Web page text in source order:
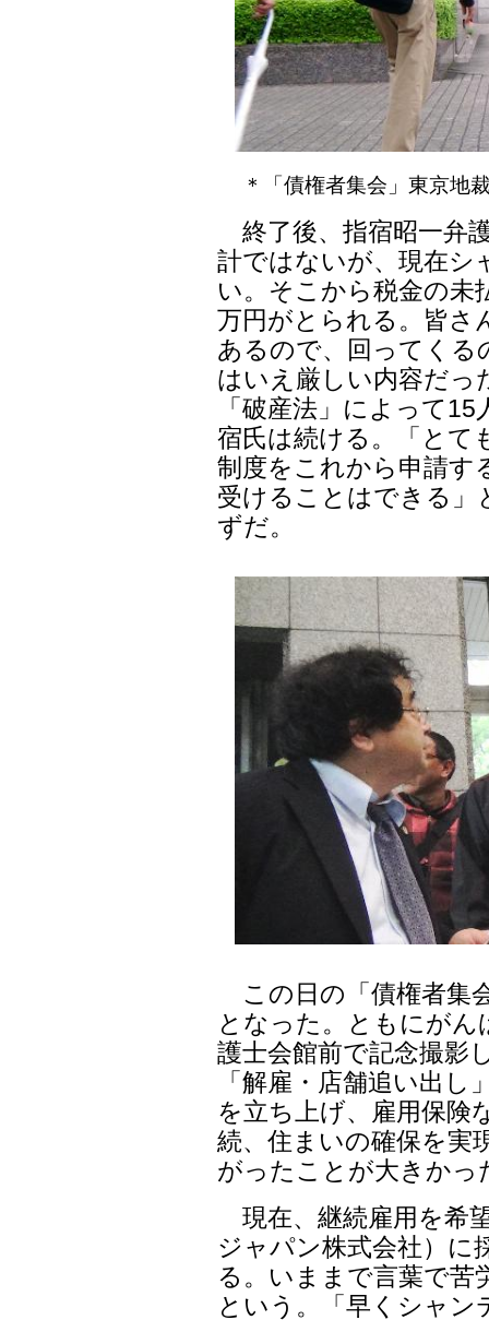
＊「債権者集会」東京地
終了後、指宿昭一弁
計ではないが、現在シ
い。そこから税金の未
万円がとられる。皆さ
あるので、回ってくる
はいえ厳しい内容だっ
「破産法」によって
宿氏は続ける。「とて
制度をこれから申請す
受けることはできる」
ずだ。
この日の「債権者集
となった。ともにがん
護士会館前で記念撮影
「解雇・店舗追い出
を立ち上げ、雇用保険
続、住まいの確保を実
がったことが大きかっ
現在、継続雇用を希
ジャパン株式会社）に
る。いままで言葉で苦
という。「早くシャ